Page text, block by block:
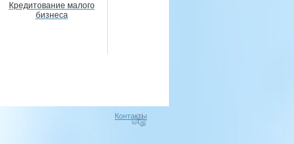
Кредитование малого
бизнеса
Контакты